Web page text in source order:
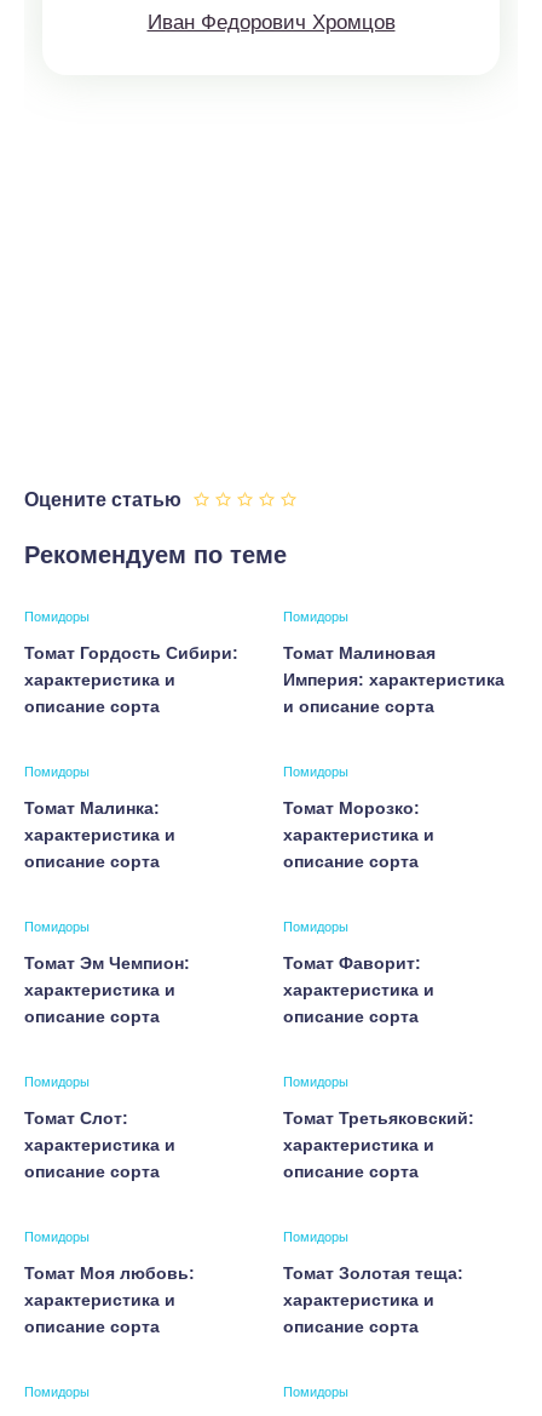
Иван Федорович Хромцов
Оцените статью
Рекомендуем по теме
Помидоры
Томат Гордость Сибири:
характеристика и
описание сорта
Помидоры
Томат Малиновая
Империя: характеристика
и описание сорта
Помидоры
Томат Малинка:
характеристика и
описание сорта
Помидоры
Томат Морозко:
характеристика и
описание сорта
Помидоры
Томат Эм Чемпион:
характеристика и
описание сорта
Помидоры
Томат Фаворит:
характеристика и
описание сорта
Помидоры
Томат Слот:
характеристика и
описание сорта
Помидоры
Томат Третьяковский:
характеристика и
описание сорта
Помидоры
Томат Моя любовь:
характеристика и
описание сорта
Помидоры
Томат Золотая теща:
характеристика и
описание сорта
Помидоры Помидоры